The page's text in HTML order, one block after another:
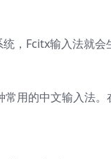
，Fcitx输入法就
常用的中文输入法